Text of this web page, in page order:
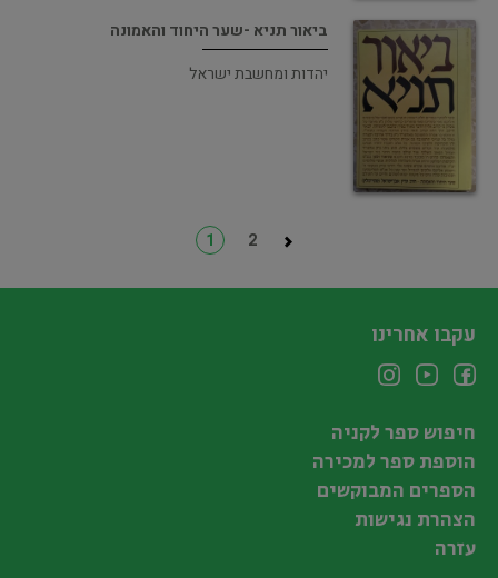
ביאור תניא -שער היחוד והאמונה
יהדות ומחשבת ישראל
1 2
עקבו אחרינו
חיפוש ספר לקניה
הוספת ספר למכירה
הספרים המבוקשים
הצהרת נגישות
עזרה